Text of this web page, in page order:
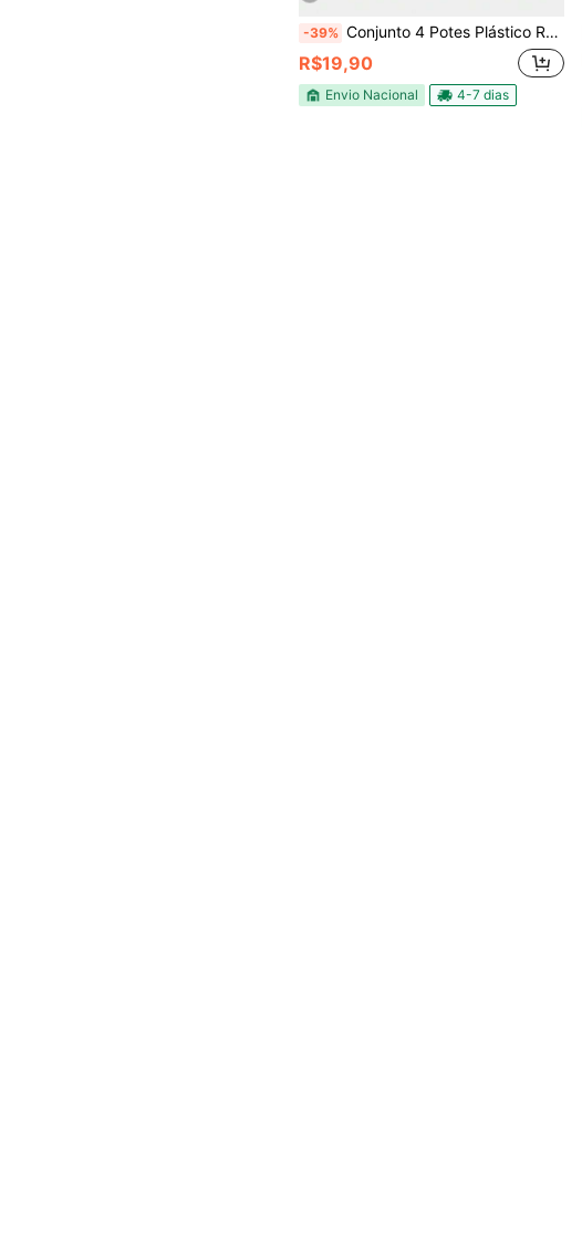
-39% Conjunto 4 Potes Plástico Retangulares Coloridos com Tampa da Mesma Cor para Armazenar Alimentos
R$19,90
Envio Nacional 4-7 dias